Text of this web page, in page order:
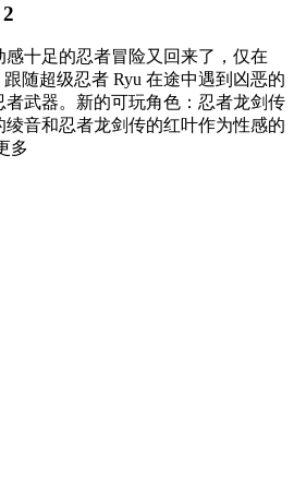
十足的忍者冒险又回来了，仅在
随超级忍者 Ryu 在途中遇到凶恶的
武器。新的可玩角色：忍者龙剑传
音和忍者龙剑传的红叶作为性感的
多